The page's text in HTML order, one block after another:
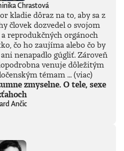
Chrastová
kladie dôraz na to, aby sa z
človek dozvedel o svojom
reprodukčných orgánoch
čo ho zaujíma alebo čo by
nenapadlo gúgliť. Zároveň
venuje dôležitým
témam ...(viac)
zmyselne. O tele, sexe
Ančic